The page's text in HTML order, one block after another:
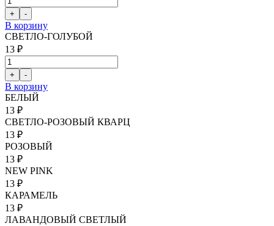
В корзину
СВЕТЛО-ГОЛУБОЙ
13 ₽
В корзину
БЕЛЫЙ
13 ₽
СВЕТЛО-РОЗОВЫЙ КВАРЦ
13 ₽
РОЗОВЫЙ
13 ₽
NEW PINK
13 ₽
КАРАМЕЛЬ
13 ₽
ЛАВАНДОВЫЙ СВЕТЛЫЙ